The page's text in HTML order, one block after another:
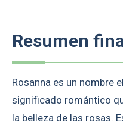
Resumen
Rosanna es un nombre
significado romántico
la belleza de las rosas.